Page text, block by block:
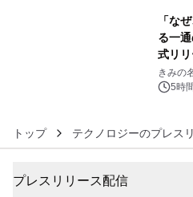
「な
る一
式リ
きみの
5時
トップ テクノロジーのプレス
プレスリリース配信